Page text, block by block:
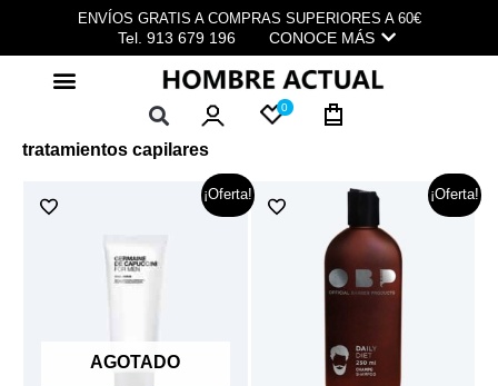
contenido
ENVÍOS GRATIS A COMPRAS SUPERIORES A 60€
Tel. 913 679 196 CONOCE MÁS
0
tratamientos capilares
¡Oferta!
AGOTADO
23,00 €.14,90 €.
¡Oferta!
original
20,00 €.
El
actual
es:
17,00 €.